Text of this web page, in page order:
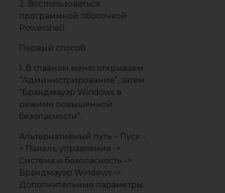
2. Воспользоваться
программной оболочкой
Powershell.
Первый способ.
1. В главном меню открываем
“Администрирование”, затем
“Брандмауэр Windows в
режиме повышенной
безопасности”.
Альтернативный путь – Пуск -
> Панель управления ->
Система и безопасность ->
Брандмауэр Windows ->
Дополнительные параметры.